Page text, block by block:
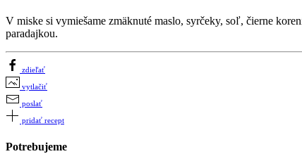
V miske si vymiešame zmäknuté maslo, syrčeky, soľ, čierne
paradajkou.
zdieľať
vytlačiť
poslať
pridať recept
Potrebujeme